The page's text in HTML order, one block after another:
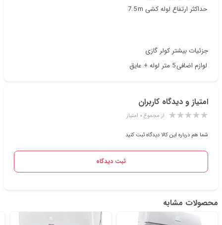
حداکثر ارتفاع لوله کشی m
7.5
جزئیات بیشتر کولر گازی
لوازم اضافی5 متر لوله + عایق
امتیاز و دیدگاه کاربران
از مجموع ۰ امتیاز
شما هم درباره این کالا دیدگاه ثبت کنید
ثبت دیدگاه
محصولات مشابه